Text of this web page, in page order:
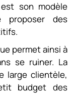
son modèle
proposer des
permet ainsi à
se ruiner. La
large clientèle,
budget des